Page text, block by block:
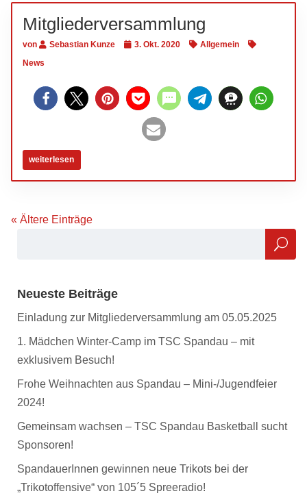
Mitgliederversammlung
von Sebastian Kunze 3. Okt. 2020
Allgemein
News
weiterlesen
« Ältere Einträge
Neueste Beiträge
Einladung zur Mitgliederversammlung am 05.05.2025
1. Mädchen Winter-Camp im TSC Spandau – mit
exklusivem Besuch!
Frohe Weihnachten aus Spandau – Mini-/Jugendfeier
2024!
Gemeinsam wachsen – TSC Spandau Basketball sucht
Sponsoren!
SpandauerInnen gewinnen neue Trikots bei der
„Trikotoffensive“ von 105´5 Spreeradio!